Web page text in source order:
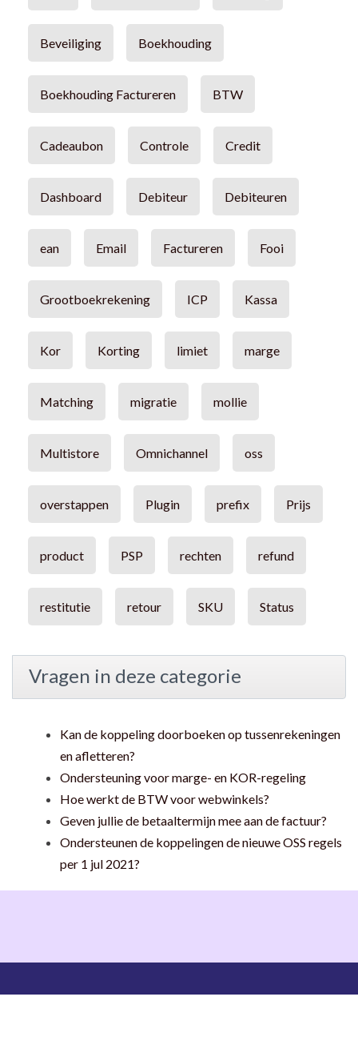
Beveiliging Boekhouding
Boekhouding Factureren BTW
Cadeaubon Controle Credit
Dashboard Debiteur Debiteuren
ean Email Factureren Fooi
Grootboekrekening ICP Kassa
Kor Korting limiet marge
Matching migratie mollie
Multistore Omnichannel oss
overstappen Plugin prefix Prijs
product PSP rechten refund
restitutie retour SKU Status
Vragen in deze categorie
Kan de koppeling doorboeken op tussenrekeningen
en afletteren?
Ondersteuning voor marge- en KOR-regeling
Hoe werkt de BTW voor webwinkels?
Geven jullie de betaaltermijn mee aan de factuur?
Ondersteunen de koppelingen de nieuwe OSS regels
per 1 jul 2021?